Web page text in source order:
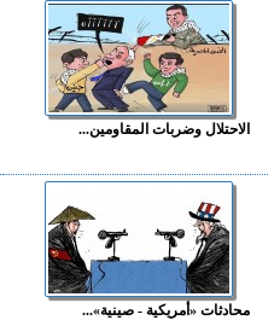
الاحتلال وضربات المقاومين...
محادثات «أمريكية - صينية»...